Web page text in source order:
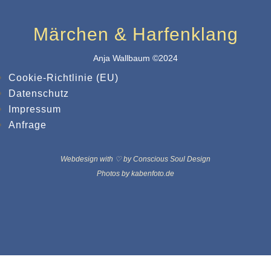
Märchen & Harfenklang
Anja Wallbaum ©2024
Cookie-Richtlinie (EU)
Datenschutz
Impressum
Anfrage
Webdesign with ♡ by Conscious Soul Design
Photos by kabenfoto.de